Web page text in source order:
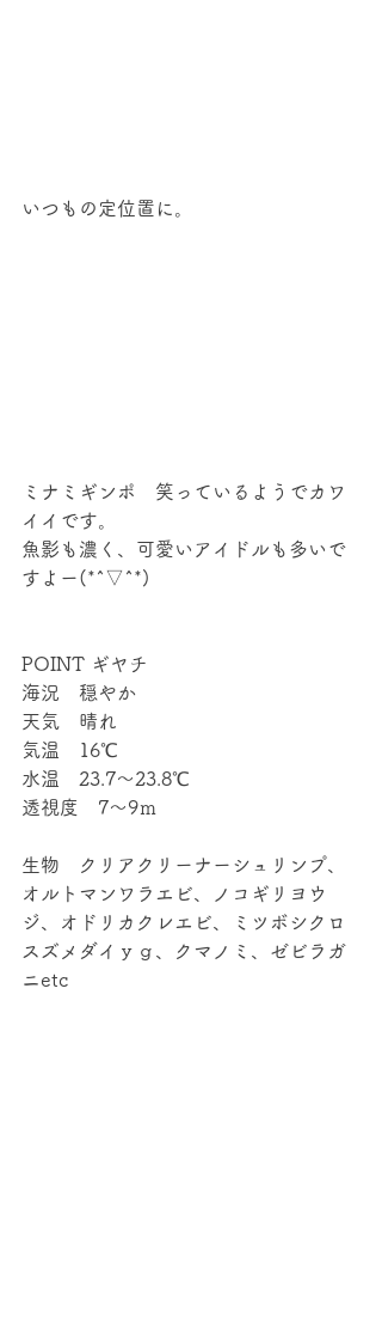
いつもの定位置に。
ミナミギンポ　笑っているようでカワ
イイです。
魚影も濃く、可愛いアイドルも多いで
すよー(*^▽^*)
POINT ギヤチ
海況　穏やか
天気　晴れ
気温　16℃
水温　23.7～23.8℃
透視度　7～9ｍ
生物　クリアクリーナーシュリンプ、
オルトマンワラエビ、ノコギリヨウ
ジ、オドリカクレエビ、ミツボシクロ
スズメダイｙｇ、クマノミ、ゼビラガ
ニetc